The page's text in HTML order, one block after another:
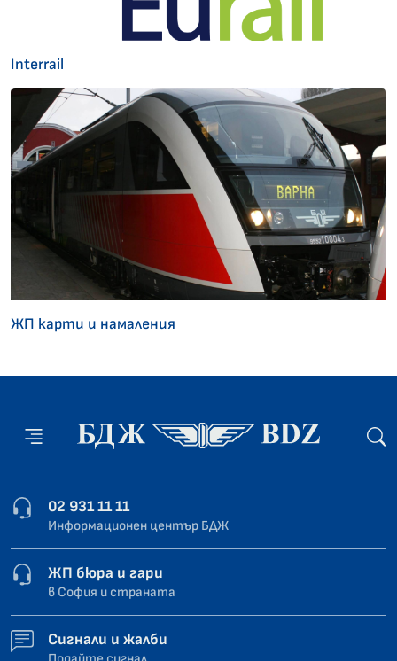
Interrail
ЖП карти и намаления
02 931 11 11
Информационен център БДЖ
ЖП бюра и гари
в София и страната
Сигнали и жалби